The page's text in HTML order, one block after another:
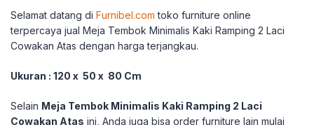
Selamat datang di Furnibel.com toko furniture online
terpercaya jual Meja Tembok Minimalis Kaki Ramping 2 Laci
Cowakan Atas dengan harga terjangkau.
Ukuran : 120 x 50 x 80 Cm
Selain Meja Tembok Minimalis Kaki Ramping 2 Laci
Cowakan Atas ini, Anda juga bisa order furniture lain mulai